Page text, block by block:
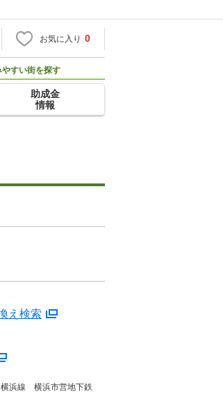
お気に入り 0
やすい街を探す
助成金
情報
え検索
浜線 横浜市営地下鉄